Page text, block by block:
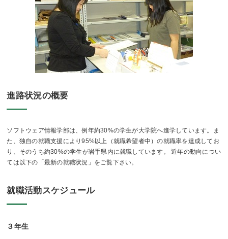
進路状況の概要
ソフトウェア情報学部は、例年約30%の学生が大学院へ進学しています。ま
た、独自の就職支援により95%以上（就職希望者中）の就職率を達成してお
り、そのうち約30%の学生が岩手県内に就職しています。 近年の動向につい
ては以下の「最新の就職状況」をご覧下さい。
就職活動スケジュール
３年生